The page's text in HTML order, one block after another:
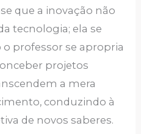
que a inovação não
tecnologia; ela se
professor se apropria
projetos
a mera
conduzindo à
de novos saberes.